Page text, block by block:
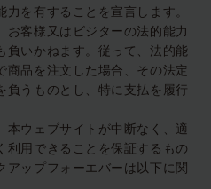
を有することを宣言します。
お客様又はビジターの法的能力
負いかねます。従って、法的能
商品を注文した場合、その法定
負うものとし、特に支払を履行
本ウェブサイトが中断なく、適
利用できることを保証するもの
アップフォーエバーは以下に関